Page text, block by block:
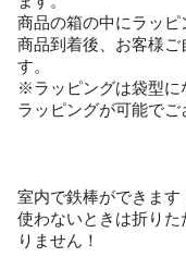
商品の箱の中にラッピ
商品到着後、お客様ご
す。
※ラッピングは袋型に
ラッピングが可能でご
室内で鉄棒ができます
使わないときは折りた
りません！